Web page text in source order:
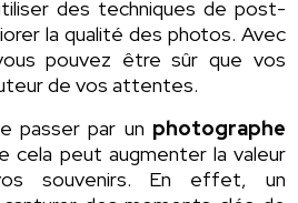
des techniques de post-
la qualité des photos. Avec
pouvez être sûr que vos
de vos attentes.
passer par un photographe
cela peut augmenter la valeur
souvenirs. En effet, un